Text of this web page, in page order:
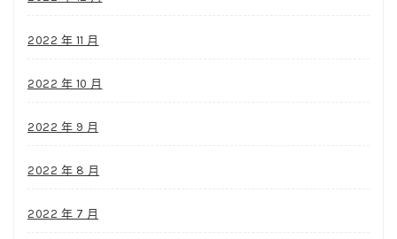
2022 年 11 月
2022 年 10 月
2022 年 9 月
2022 年 8 月
2022 年 7 月